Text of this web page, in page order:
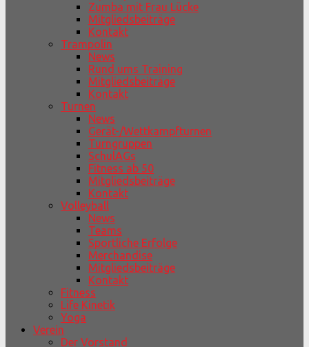
Zumba mit Frau Lücke
Mitgliedsbeiträge
Kontakt
Trampolin
News
Rund ums Training
Mitgliedsbeiträge
Kontakt
Turnen
News
Gerät-/Wettkampfturnen
Turngruppen
SchulAGs
Fitness ab 50
Mitgliedsbeiträge
Kontakt
Volleyball
News
Teams
Sportliche Erfolge
Merchandise
Mitgliedsbeiträge
Kontakt
Fitness
Life Kinetik
Yoga
Verein
Der Vorstand